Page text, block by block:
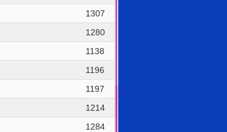
1307
1280
1138
1196
1197
1214
1284